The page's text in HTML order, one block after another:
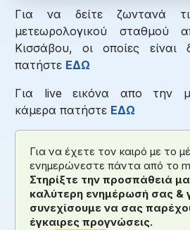
Για να δείτε ζωντανά
μετεωρολογικού σταθμού
Κισσάβου, οι οποίες
πατήστε ΕΔΩ
Για live εικόνα απο την
κάμερα πατήστε ΕΔΩ
Για να έχετε τον καιρό με το
ενημερώνεστε πάντα από το
Στηρίξτε την προσπάθειά
καλύτερη ενημέρωσή σας &
συνεχίσουμε να σας
έγκαιρες προγνώσεις.